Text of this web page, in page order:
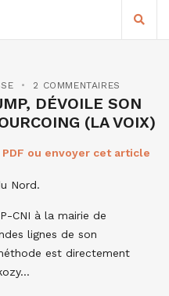
2 COMMENTAIRES
DÉVOILE SON
(LA VOIX)
ou envoyer cet article
Nord.
CNI à la mairie de
lignes de son
est directement